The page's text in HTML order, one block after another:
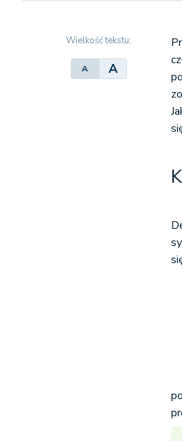
Wielkość tekstu:
A A